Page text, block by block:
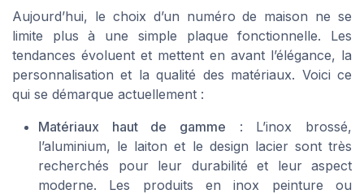
Aujourd’hui, le choix d’un numéro de maison ne se
limite plus à une simple plaque fonctionnelle. Les
tendances évoluent et mettent en avant l’élégance, la
personnalisation et la qualité des matériaux. Voici ce
qui se démarque actuellement :
Matériaux haut de gamme : L’inox brossé,
l’aluminium, le laiton et le design lacier sont très
recherchés pour leur durabilité et leur aspect
moderne. Les produits en inox peinture ou